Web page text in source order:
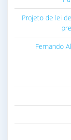
Projeto de lei
Fernando